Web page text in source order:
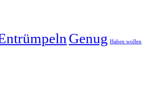
Genug Haben wollen